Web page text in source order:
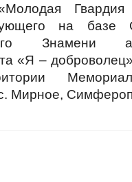
Гвардия
на базе
Знамени
«Я –
Мирное,